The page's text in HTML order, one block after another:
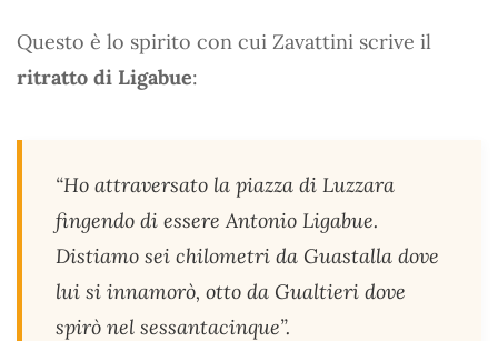
Questo è lo spirito con cui Zavattini scrive il
ritratto di Ligabue:
“Ho attraversato la piazza di Luzzara
fingendo di essere Antonio Ligabue.
Distiamo sei chilometri da Guastalla dove
lui si innamorò, otto da Gualtieri dove
spirò nel sessantacinque”.